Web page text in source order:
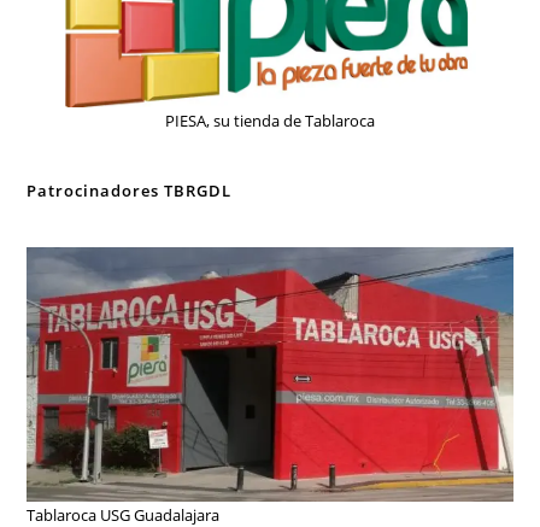
PIESA, su tienda de Tablaroca
Patrocinadores TBRGDL
Tablaroca USG Guadalajara